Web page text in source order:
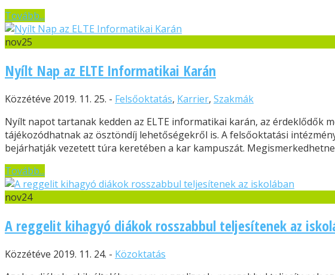
Tovább...
nov25
Nyílt Nap az ELTE Informatikai Karán
Közzétéve 2019. 11. 25. - Felsőoktatás, Karrier, Szakmák
Nyílt napot tartanak kedden az ELTE informatikai karán, az érdeklődők
tájékozódhatnak az ösztöndíj lehetőségekről is. A felsőoktatási
bejárhatják vezetett túra keretében a kar kampuszát.
Tovább...
nov24
A reggelit kihagyó diákok rosszabbul teljesítenek az
Közzétéve 2019. 11. 24. - Közoktatás